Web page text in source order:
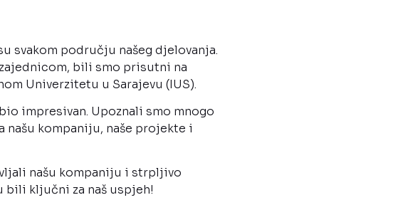
svakom području našeg djelovanja.
bili smo prisutni na
Univerzitetu u Sarajevu (IUS).
impresivan. Upoznali smo mnogo
kompaniju, naše projekte i
našu kompaniju i strpljivo
bili ključni za naš uspjeh!